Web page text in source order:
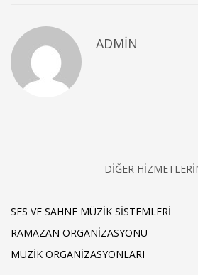
ADMIN
DIĞER
SES VE SAHNE MÜZIK SISTEMLERI
RAMAZAN ORGANIZASYONU
MÜZIK ORGANIZASYONLARI